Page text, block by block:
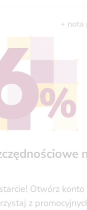
+ nota
Otwórz konto
z